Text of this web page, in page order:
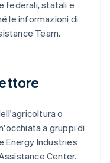
federali, statali e
le informazioni di
Team.
o
a gruppi di
Energy Industries
Center.